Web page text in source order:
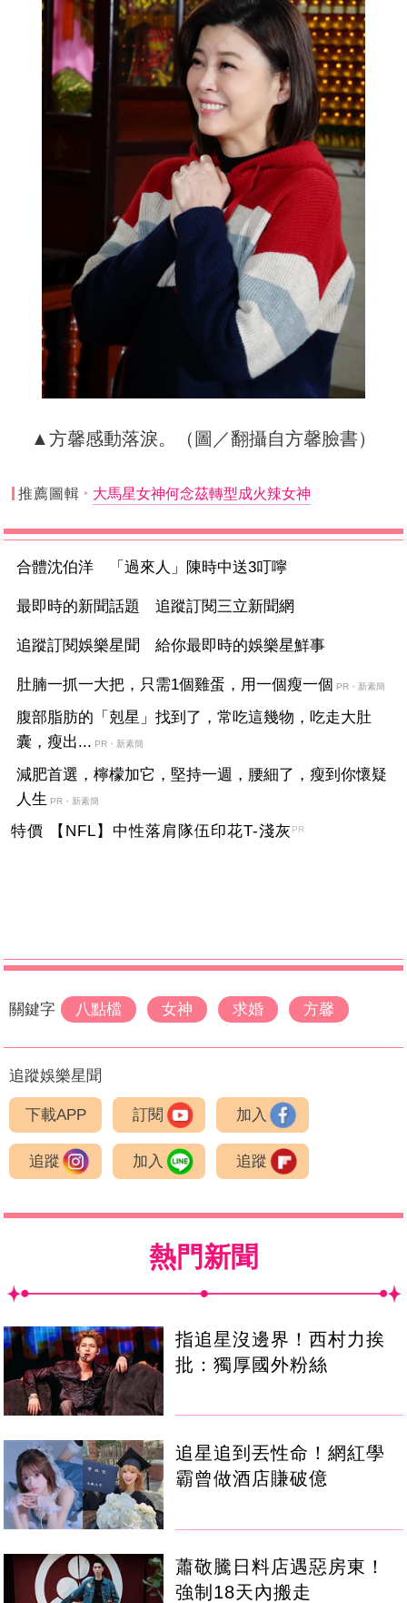
▲方馨感動落淚。（圖／翻攝自方馨臉書）
推薦圖輯 大馬星女神何念茲轉型成火辣女神
合體沈伯洋 「過來人」陳時中送3叮嚀
最即時的新聞話題 追蹤訂閱三立新聞網
追蹤訂閱娛樂星聞 給你最即時的娛樂星鮮事
肚腩一抓一大把，只需1個雞蛋，用一個瘦一個 PR・新素簡
腹部脂肪的「剋星」找到了，常吃這幾物，吃走大肚
囊，瘦出... PR・新素簡
減肥首選，檸檬加它，堅持一週，腰細了，瘦到你懷疑
人生
PR・新素簡
特價 【NFL】中性落肩隊伍印花T-淺灰 PR
關鍵字 八點檔 女神 求婚 方馨
追蹤娛樂星聞
下載APP 訂閱 加入
追蹤 加入 追蹤
熱門新聞
指追星沒邊界！西村力挨
批：獨厚國外粉絲
追星追到丟性命！網紅學
霸曾做酒店賺破億
蕭敬騰日料店遇惡房東！
強制18天內搬走